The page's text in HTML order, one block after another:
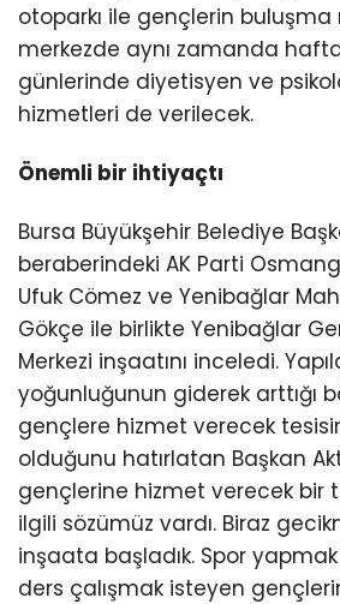
otoparkı ile gençlerin buluşma
merkezde aynı zamanda
günlerinde diyetisyen ve
hizmetleri de verilecek.
Önemli bir ihtiyaçtı
Bursa Büyükşehir Belediye
beraberindeki AK Parti
Ufuk Cömez ve Yenibağlar
Gökçe ile birlikte Yenibağlar
Merkezi inşaatını inceledi.
yoğunluğunun giderek arttığı
gençlere hizmet verecek
olduğunu hatırlatan Başkan
gençlerine hizmet verecek bir
ilgili sözümüz vardı. Biraz
inşaata başladık. Spor
ders çalışmak isteyen